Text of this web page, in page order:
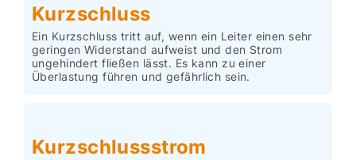
Kurzschluss
Ein Kurzschluss tritt auf, wenn ein Leiter einen sehr
geringen Widerstand aufweist und den Strom
ungehindert fließen lässt. Es kann zu einer
Überlastung führen und gefährlich sein.
Kurzschlussstrom